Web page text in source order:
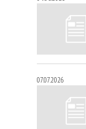
07.07.2026